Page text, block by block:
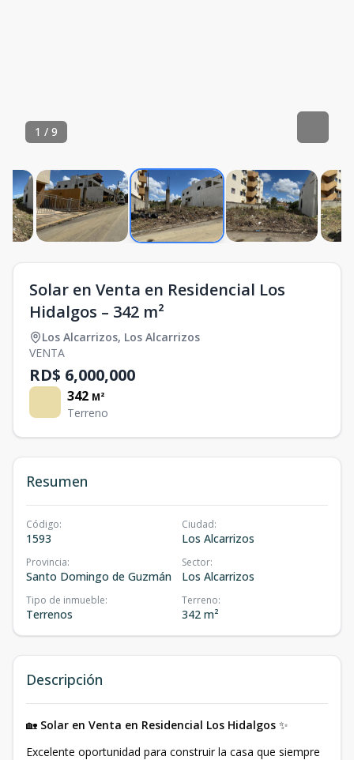
1 / 9
Solar en Venta en Residencial Los
Hidalgos – 342 m²
Los Alcarrizos, Los Alcarrizos
VENTA
RD$ 6,000,000
342 M²
Terreno
Resumen
Código:
1593
Ciudad:
Los Alcarrizos
Provincia:
Santo Domingo de Guzmán
Sector:
Los Alcarrizos
Tipo de inmueble:
Terrenos
Terreno:
342 m²
Descripción
🏡 Solar en Venta en Residencial Los Hidalgos ✨
Excelente oportunidad para construir la casa que siempre